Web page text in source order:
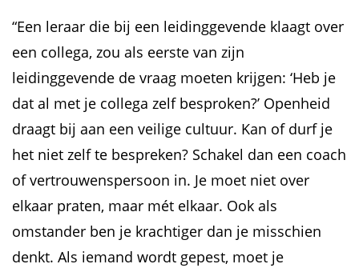
“Een leraar die bij een leidinggevende klaagt over
een collega, zou als eerste van zijn
leidinggevende de vraag moeten krijgen: ‘Heb je
dat al met je collega zelf besproken?’ Openheid
draagt bij aan een veilige cultuur. Kan of durf je
het niet zelf te bespreken? Schakel dan een coach
of vertrouwenspersoon in. Je moet niet over
elkaar praten, maar mét elkaar. Ook als
omstander ben je krachtiger dan je misschien
denkt. Als iemand wordt gepest, moet je